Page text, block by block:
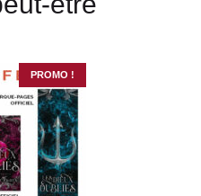
PROMO !